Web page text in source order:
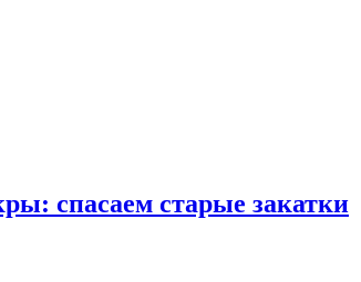
спасаем старые закатки